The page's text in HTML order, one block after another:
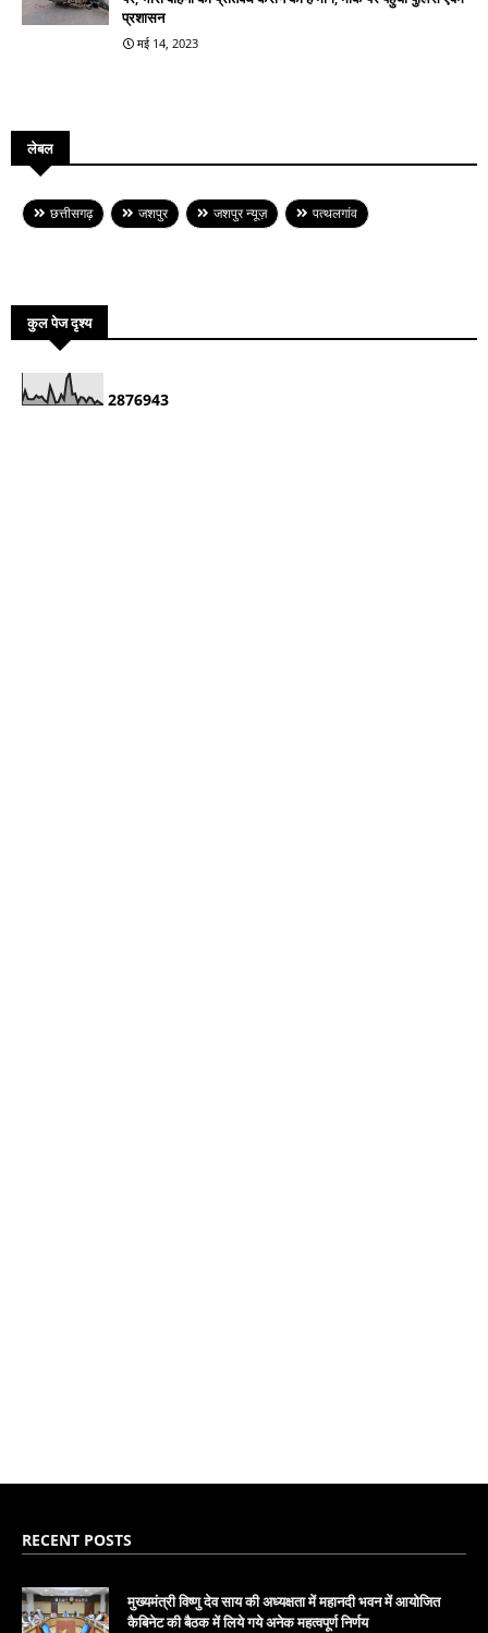
प्रशासन
मई 14, 2023
लेबल
छत्तीसगढ़ जशपुर जशपुर न्यूज़ पत्थलगांव
कुल पेज दृश्य
2876943
RECENT POSTS
मुख्यमंत्री विष्णु देव साय की अध्यक्षता में महानदी भवन में आयोजित
कैबिनेट की बैठक में लिये गये अनेक महत्वपूर्ण निर्णय